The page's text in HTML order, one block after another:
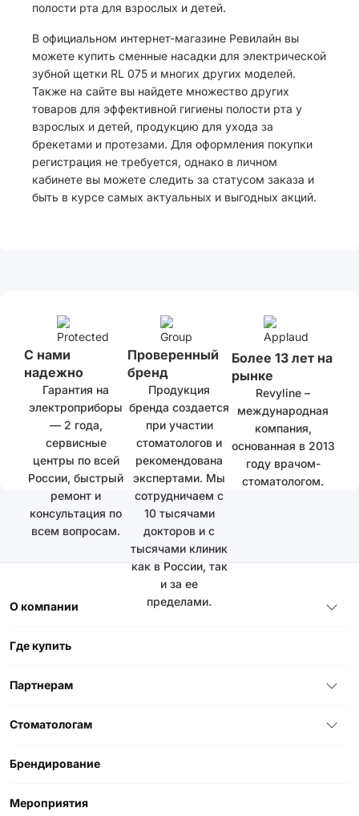
полости рта для взрослых и детей.
В официальном интернет-магазине Ревилайн вы
можете купить сменные насадки для электрической
зубной щетки RL 075 и многих других моделей.
Также на сайте вы найдете множество других
товаров для эффективной гигиены полости рта у
взрослых и детей, продукцию для ухода за
брекетами и протезами. Для оформления покупки
регистрация не требуется, однако в личном
кабинете вы можете следить за статусом заказа и
быть в курсе самых актуальных и выгодных акций.
С нами
надежно
Гарантия на
электроприборы
— 2 года,
сервисные
центры по всей
России, быстрый
ремонт и
консультация по
всем вопросам.
Проверенный
бренд
Продукция
бренда создается
при участии
стоматологов и
рекомендована
экспертами. Мы
сотрудничаем с
10 тысячами
докторов и с
тысячами клиник
как в России, так
и за ее
пределами.
Более 13 лет на
рынке
Revyline –
международная
компания,
основанная в 2013
году врачом-
стоматологом.
О компании
Где купить
Партнерам
Стоматологам
Брендирование
Мероприятия